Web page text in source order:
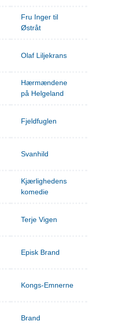
Fru Inger til
Østråt
Olaf Liljekrans
Hærmændene
på Helgeland
Fjeldfuglen
Svanhild
Kjærlighedens
komedie
Terje Vigen
Episk Brand
Kongs-Emnerne
Brand